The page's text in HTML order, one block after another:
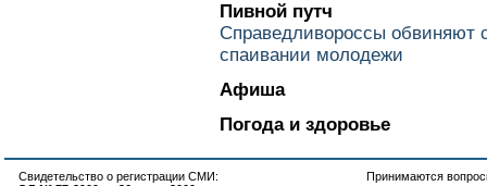
Пивной путч
Справедливороссы обвиняют
спаивании молодежи
Афиша
Погода и здоровье
Свидетельство о регистрации СМИ:
Принимаются